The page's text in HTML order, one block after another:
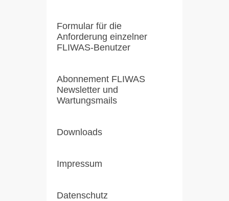
Formular für die
Anforderung einzelner
FLIWAS-Benutzer
Abonnement FLIWAS
Newsletter und
Wartungsmails
Downloads
Impressum
Datenschutz